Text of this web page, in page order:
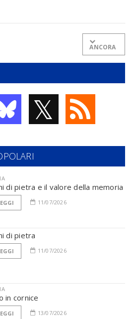
ANCORA
𝕏
di pietra e il valore della memoria
11/07/2026
di pietra
11/07/2026
in cornice
13/07/2026